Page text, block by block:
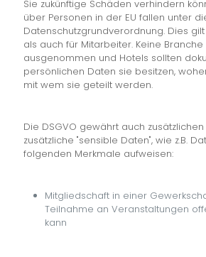
Sie zukünftige Schäden verhindern
über Personen in der EU fallen unter
Datenschutzgrundverordnung. Dies
als auch für Mitarbeiter. Keine
ausgenommen und Hotels sollten
persönlichen Daten sie besitzen,
mit wem sie geteilt werden.
Die DSGVO gewährt auch zusätzlichen
zusätzliche "sensible Daten", wie z.B.
folgenden Merkmale aufweisen:
Mitgliedschaft in einer
Teilnahme an Veranstaltungen
kann